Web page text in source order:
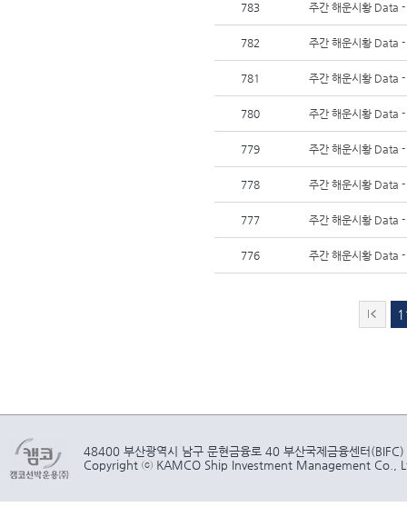
783 주간 해운시황 Data
782 주간 해운시황 Data
781 주간 해운시황 Data
780 주간 해운시황 Data
779 주간 해운시황 Data
778 주간 해운시황 Data
777 주간 해운시황 Data
776 주간 해운시황 Data
48400 부산광역시 남구 문현금융로 40 부산국제금융센터
Copyright ⓒ KAMCO Ship Investment Management Co.,